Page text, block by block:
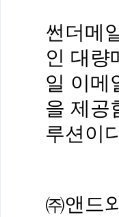
썬더메
인 대량
일 이메
을 제공
루션이
㈜앤드